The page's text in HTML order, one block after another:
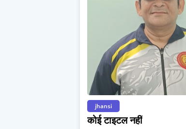
jhansi
कोई टाइटल नहीं